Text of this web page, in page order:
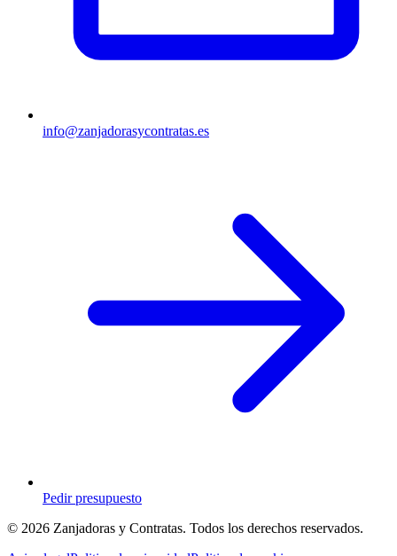
info@zanjadorasycontratas.es
Pedir presupuesto
© 2026 Zanjadoras y Contratas. Todos los derechos reservados.